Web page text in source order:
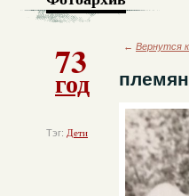
73
год
Тэг: Дети
← Вернутся